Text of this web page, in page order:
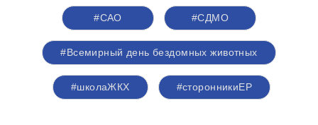
#САО #СДМО
#Всемирный день бездомных животных
#школаЖКХ #сторонникиЕР